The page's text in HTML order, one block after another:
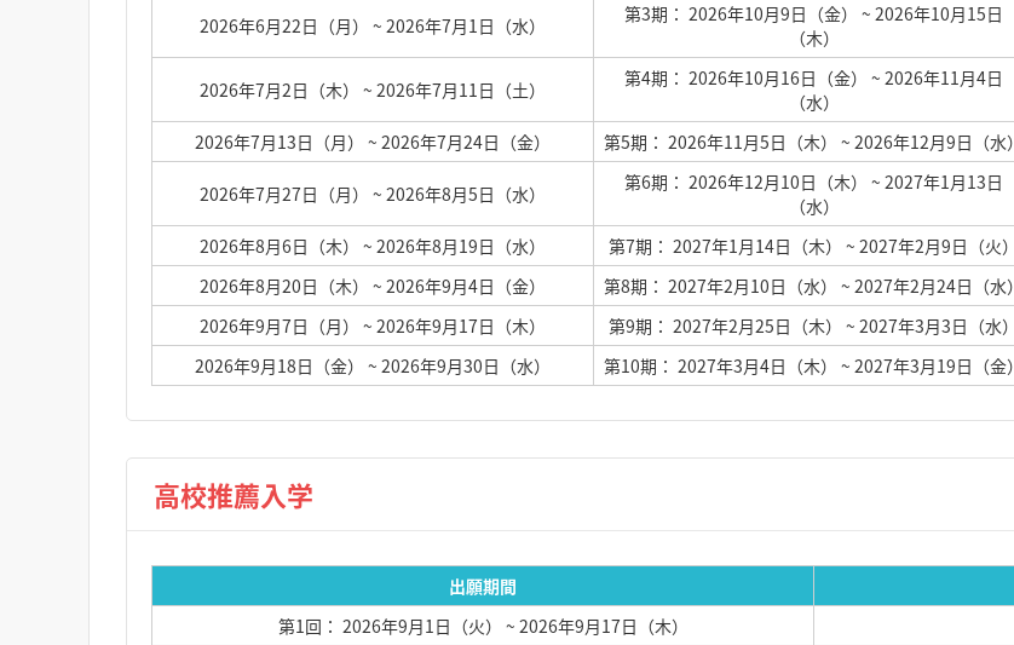
2026年6月22日（月） ~ 2026年7月1日（水） 第3期： 2026年10月9日（金） ~ 2026年10月15日
（木）
2026年7月2日（木） ~ 2026年7月11日（土） 第4期： 2026年10月16日（金） ~ 2026年11月4日
（水）
2026年7月13日（月） ~ 2026年7月24日（金） 第5期： 2026年11月5日（木） ~ 2026年12月9日（水）
2026年7月27日（月） ~ 2026年8月5日（水） 第6期： 2026年12月10日（木） ~ 2027年1月13日
（水）
2026年8月6日（木） ~ 2026年8月19日（水） 第7期： 2027年1月14日（木） ~ 2027年2月9日（火）
2026年8月20日（木） ~ 2026年9月4日（金） 第8期： 2027年2月10日（水） ~ 2027年2月24日（水）
2026年9月7日（月） ~ 2026年9月17日（木） 第9期： 2027年2月25日（木） ~ 2027年3月3日（水）
2026年9月18日（金） ~ 2026年9月30日（水） 第10期： 2027年3月4日（木） ~ 2027年3月19日（金）
出願期間
第1回： 2026年9月1日（火） ~ 2026年9月17日（木）